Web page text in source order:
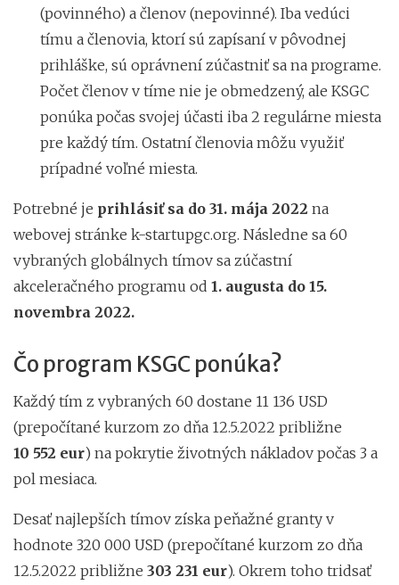
(povinného) a členov (nepovinné). Iba vedúci
tímu a členovia, ktorí sú zapísaní v pôvodnej
prihláške, sú oprávnení zúčastniť sa na programe.
Počet členov v tíme nie je obmedzený, ale KSGC
ponúka počas svojej účasti iba 2 regulárne miesta
pre každý tím. Ostatní členovia môžu využiť
prípadné voľné miesta.
Potrebné je prihlásiť sa do 31. mája 2022 na
webovej stránke k-startupgc.org. Následne sa 60
vybraných globálnych tímov sa zúčastní
akceleračného programu od 1. augusta do 15.
novembra 2022.
Čo program KSGC ponúka?
Každý tím z vybraných 60 dostane 11 136 USD
(prepočítané kurzom zo dňa 12.5.2022 približne
10 552 eur) na pokrytie životných nákladov počas 3 a
pol mesiaca.
Desať najlepších tímov získa peňažné granty v
hodnote 320 000 USD (prepočítané kurzom zo dňa
12.5.2022 približne 303 231 eur). Okrem toho tridsať